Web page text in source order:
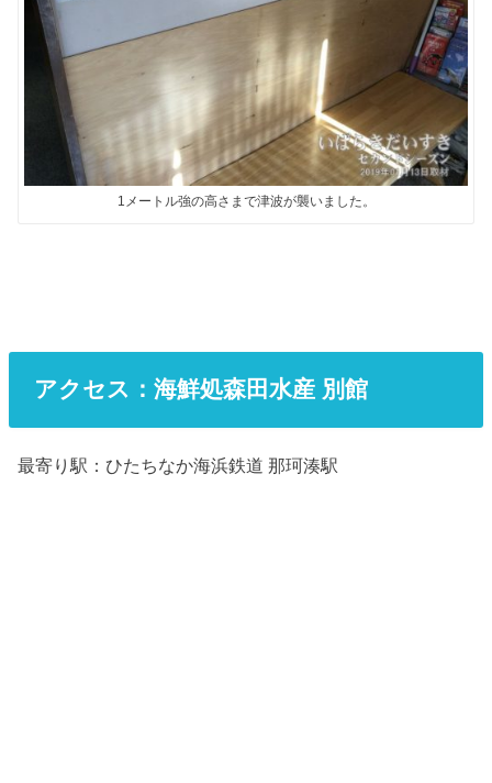
1メートル強の高さまで津波が襲いました。
アクセス：海鮮処森田水産 別館
最寄り駅：ひたちなか海浜鉄道 那珂湊駅